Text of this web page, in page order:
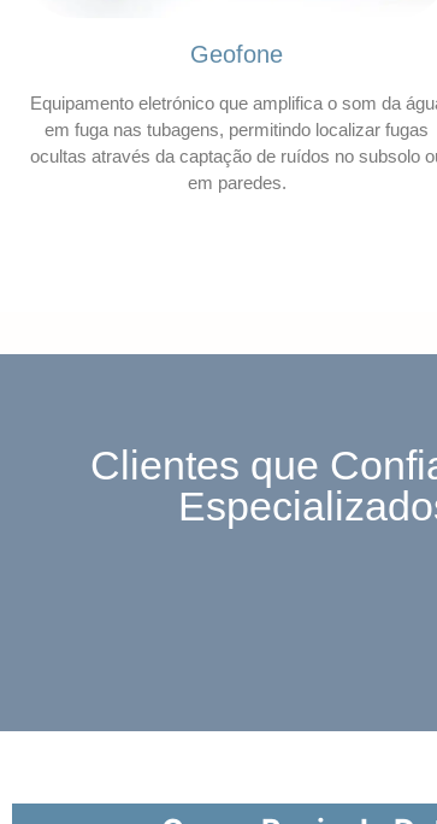
Geofone
Equipamento eletrónico que amplifica o som da
em fuga nas tubagens, permitindo localizar fugas
ocultas através da captação de ruídos no subsolo
em paredes.
Clientes que